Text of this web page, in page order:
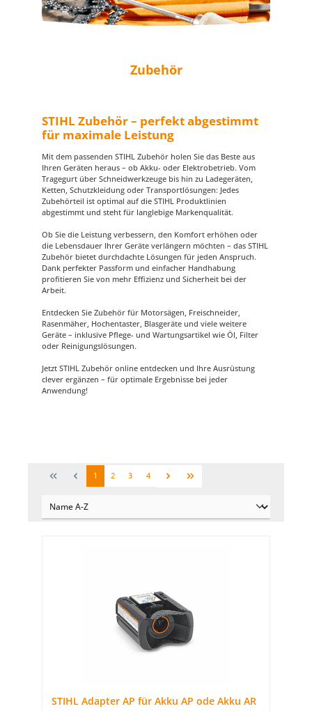
Zubehör
STIHL Zubehör – perfekt abgestimmt
für maximale Leistung
Mit dem passenden STIHL Zubehör holen Sie das Beste aus
Ihren Geräten heraus – ob Akku- oder Elektrobetrieb. Vom
Tragegurt über Schneidwerkzeuge bis hin zu Ladegeräten,
Ketten, Schutzkleidung oder Transportlösungen: Jedes
Zubehörteil ist optimal auf die STIHL Produktlinien
abgestimmt und steht für langlebige Markenqualität.
Ob Sie die Leistung verbessern, den Komfort erhöhen oder
die Lebensdauer Ihrer Geräte verlängern möchten – das STIHL
Zubehör bietet durchdachte Lösungen für jeden Anspruch.
Dank perfekter Passform und einfacher Handhabung
profitieren Sie von mehr Effizienz und Sicherheit bei der
Arbeit.
Entdecken Sie Zubehör für Motorsägen, Freischneider,
Rasenmäher, Hochentaster, Blasgeräte und viele weitere
Geräte – inklusive Pflege- und Wartungsartikel wie Öl, Filter
oder Reinigungslösungen.
Jetzt STIHL Zubehör online entdecken und Ihre Ausrüstung
clever ergänzen – für optimale Ergebnisse bei jeder
Anwendung!
1 2 3 4
STIHL Adapter AP für Akku AP ode Akku AR